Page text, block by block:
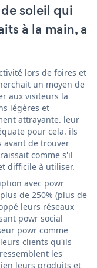
soleil qui
à la main, a
lors de foires et
un moyen de
aux visiteurs la
légères et
attrayante. leur
pour cela. ils
avant de trouver
comme s'il
difficile à utiliser.
avec powr
de 250% (plus de
leurs réseaux
powr social
powr comme
clients qu'ils
les
leurs produits et